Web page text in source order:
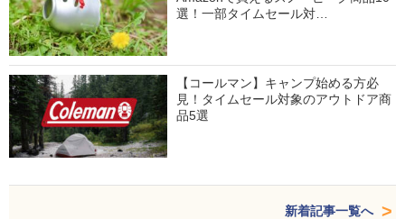
選！一部タイムセール対…
【コールマン】キャンプ始める方必
見！タイムセール対象のアウトドア商
品5選
新着記事一覧へ